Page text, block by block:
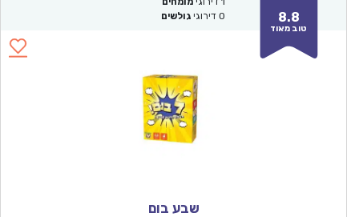
8.8
טוב מאוד
0 דירוגי גולשים
שבע בום